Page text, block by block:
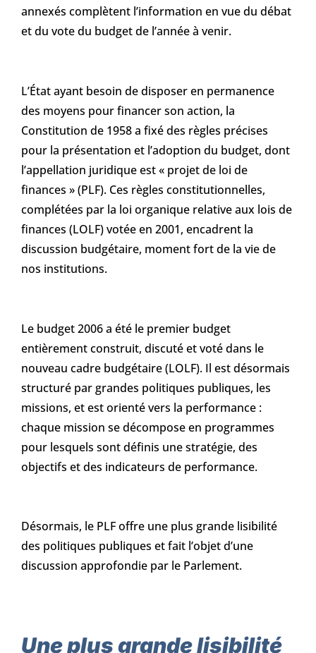
annexés complètent l’information en vue du débat
et du vote du budget de l’année à venir.
L’État ayant besoin de disposer en permanence
des moyens pour financer son action, la
Constitution de 1958 a fixé des règles précises
pour la présentation et l’adoption du budget, dont
l’appellation juridique est « projet de loi de
finances » (PLF). Ces règles constitutionnelles,
complétées par la loi organique relative aux lois de
finances (LOLF) votée en 2001, encadrent la
discussion budgétaire, moment fort de la vie de
nos institutions.
Le budget 2006 a été le premier budget
entièrement construit, discuté et voté dans le
nouveau cadre budgétaire (LOLF). Il est désormais
structuré par grandes politiques publiques, les
missions, et est orienté vers la performance :
chaque mission se décompose en programmes
pour lesquels sont définis une stratégie, des
objectifs et des indicateurs de performance.
Désormais, le PLF offre une plus grande lisibilité
des politiques publiques et fait l’objet d’une
discussion approfondie par le Parlement.
Une plus grande lisibilité